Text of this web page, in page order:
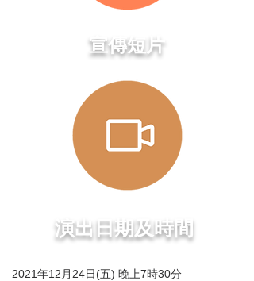
​宣傳短片
演出日期及時間
2021年12月24日(五) 晚上7時30分